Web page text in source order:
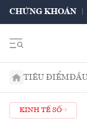
CHỨNG KHOÁN
TIÊU ĐIỂM
KINH TẾ SỐ